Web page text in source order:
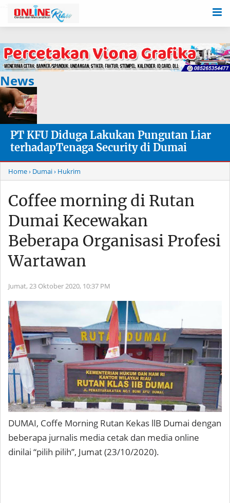
News
PT KFU Diduga Lakukan Pungutan Liar
terhadapTenaga Security di Dumai
Home› Dumai› Hukrim
Coffee morning di Rutan
Dumai Kecewakan
Beberapa Organisasi Profesi
Wartawan
Jumat, 23 Oktober 2020, 10:37 PM
DUMAI, Coffe Morning Rutan Kekas llB Dumai dengan
beberapa jurnalis media cetak dan media online
dinilai “pilih pilih”, Jumat (23/10/2020).